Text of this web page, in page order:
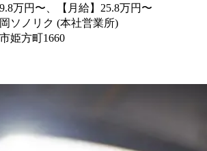
万円〜、【月給】25.8万円〜
ソノリク (本社営業所)
姫方町1660